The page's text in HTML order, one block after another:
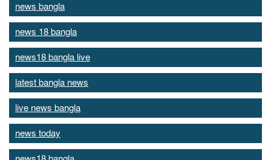
news bangla
news 18 bangla
news18 bangla live
latest bangla news
live news bangla
news today